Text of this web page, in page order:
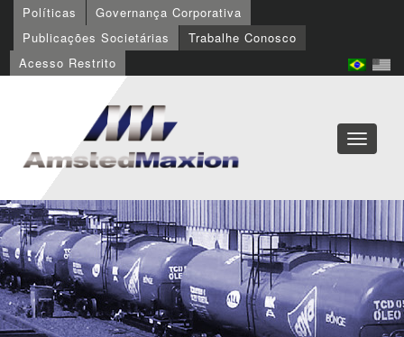
Políticas
Governança Corporativa
Publicações Societárias
Trabalhe Conosco
Acesso Restrito